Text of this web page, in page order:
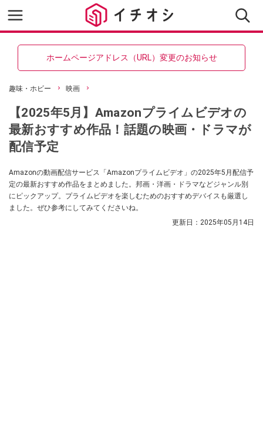
ホームページアドレス（URL）変更のお知らせ
趣味・ホビー 映画
【2025年5月】Amazonプライムビデオの
最新おすすめ作品！話題の映画・ドラマが
配信予定
Amazonの動画配信サービス「Amazonプライムビデオ」の2025年5月配信予
定の最新おすすめ作品をまとめました。邦画・洋画・ドラマなどジャンル別
にピックアップ。プライムビデオを楽しむためのおすすめデバイスも厳選し
ました。ぜひ参考にしてみてくださいね。
更新日： 2025年05月14日